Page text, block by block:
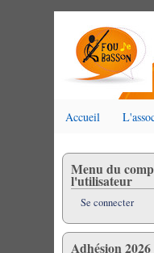
Accueil
Menu du
l'utilisateur
Se connecter
Adhésion 2026